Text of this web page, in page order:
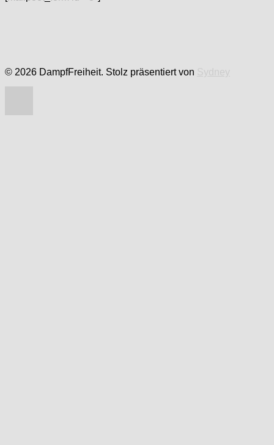
© 2026 DampfFreiheit. Stolz präsentiert von